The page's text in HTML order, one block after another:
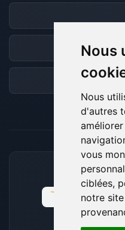
Nous
Nous
d'autres
vous
ciblées,
notre
MOYENS DE